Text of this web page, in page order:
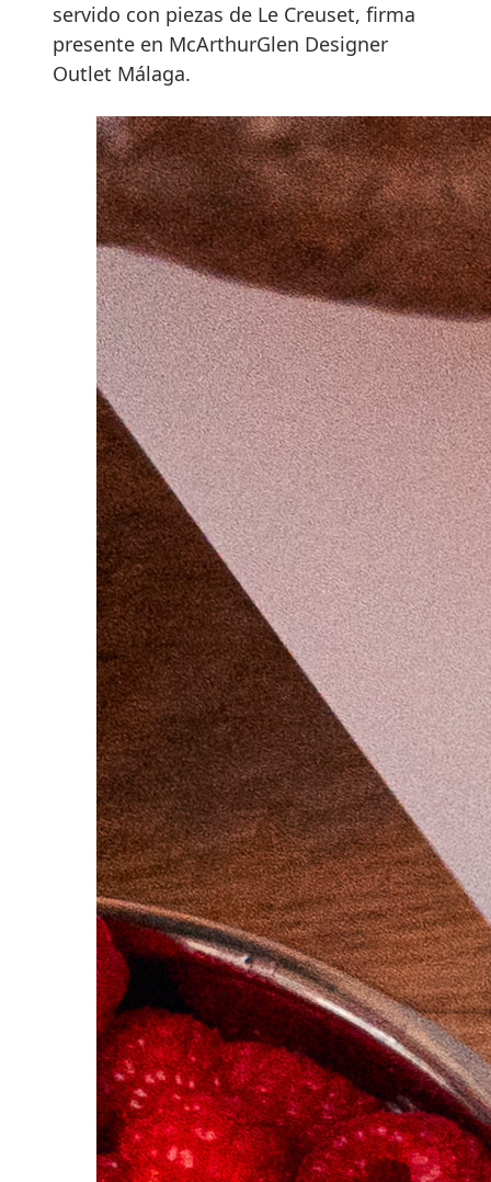
servido con piezas de Le Creuset, firma
presente en McArthurGlen Designer
Outlet Málaga.